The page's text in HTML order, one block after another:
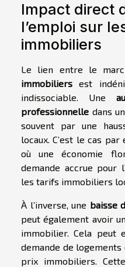
Impact direct
l’emploi sur
immobiliers
Le lien entre le
immobiliers est
indissociable. Une
professionnelle dans
souvent par une
locaux. C’est le cas
où une économie
demande accrue pour
les tarifs immobiliers
À l’inverse, une baisse
peut également avoir
immobilier. Cela peut
demande de logements
prix immobiliers.